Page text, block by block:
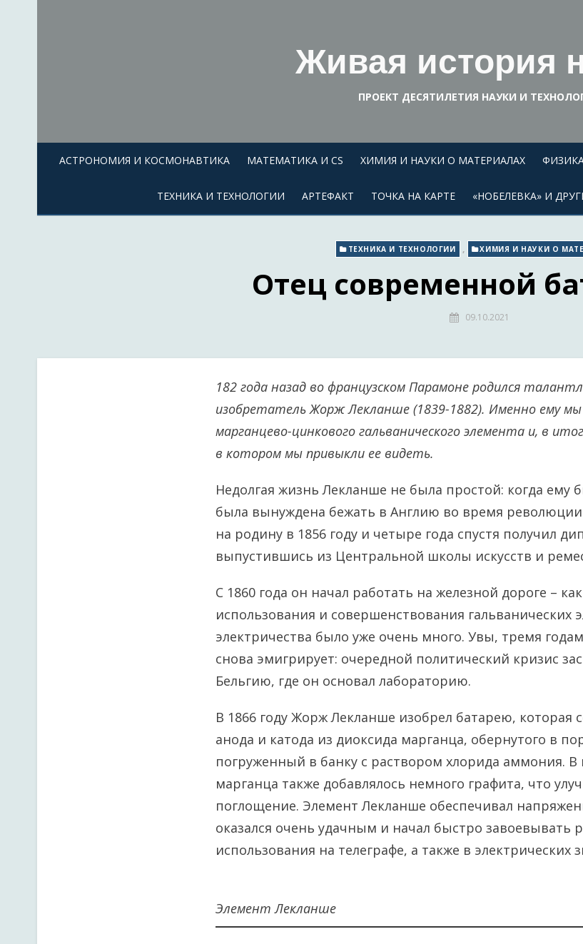
Живая история
ПРОЕКТ ДЕСЯТИЛЕТИЯ НАУКИ И
АСТРОНОМИЯ И КОСМОНАВТИКА МАТЕМАТИКА И CS ХИМИЯ И НАУКИ О МАТЕРИАЛАХ
ТЕХНИКА И ТЕХНОЛОГИИ АРТЕФАКТ ТОЧКА НА КАРТЕ «НОБЕЛЕВКА» И
ТЕХНИКА И ТЕХНОЛОГИИ , ХИМИЯ И НАУКИ О
Отец современной
09.10.2021
182 года назад во французском Парамоне родился
изобретатель Жорж Лекланше (1839-1882). Именно ему мы
марганцево-цинкового гальванического элемента и, в
в котором мы привыкли ее видеть.
Недолгая жизнь Лекланше не была простой: когда ему
была вынуждена бежать в Англию во время революции
на родину в 1856 году и четыре года спустя получил
выпустившись из Центральной школы искусств и
С 1860 года он начал работать на железной дороге –
использования и совершенствования гальванических
электричества было уже очень много. Увы, тремя
снова эмигрирует: очередной политический кризис
Бельгию, где он основал лабораторию.
В 1866 году Жорж Лекланше изобрел батарею, которая
анода и катода из диоксида марганца, обернутого в
погруженный в банку с раствором хлорида аммония. В
марганца также добавлялось немного графита, что
поглощение. Элемент Лекланше обеспечивал
оказался очень удачным и начал быстро завоевывать
использования на телеграфе, а также в электрических
Элемент Лекланше